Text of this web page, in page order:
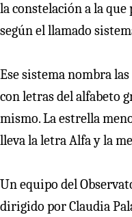
la constelación a la que
según el llamado
Ese sistema nombra
con letras del alfabeto
mismo. La estrella
lleva la letra Alfa y la
Un equipo del
dirigido por Claudia